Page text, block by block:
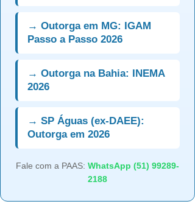
→ Outorga em MG: IGAM
Passo a Passo 2026
→ Outorga na Bahia: INEMA
2026
→ SP Águas (ex-DAEE):
Outorga em 2026
Fale com a PAAS: WhatsApp (51) 99289-
2188